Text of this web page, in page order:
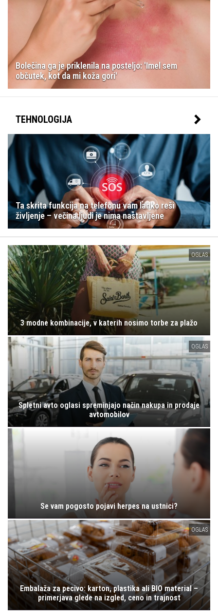
Bolečina ga je priklenila na posteljo: 'Imel sem
občutek, kot da mi koža gori'
TEHNOLOGIJA
Ta skrita funkcija na telefonu vam lahko reši
življenje – večina ljudi je nima nastavljene
OGLAS
3 modne kombinacije, v katerih nosimo torbe za plažo
OGLAS
Spletni avto oglasi spreminjajo način nakupa in prodaje
avtomobilov
Se vam pogosto pojavi herpes na ustnici?
OGLAS
Embalaža za pecivo: karton, plastika ali BIO material –
primerjava glede na izgled, ceno in trajnost